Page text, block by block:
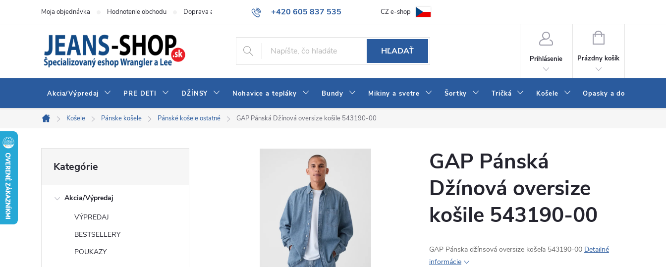
+420 605 837 535
info@jeans-shop.sk
Moja objednávka Hodnotenie obchodu Doprava a platba Všeobecné obchodné podmienky Ako vybrať džínsy Wrangler a LEE
CZ e-shop
HĽADAŤ
Prihlásenie
NÁKUPNÝ
Prázdny košík
Akcia/Výpredaj PRE DETI DŽÍNSY Nohavice a tepláky Bundy Mikiny a svetre Šortky Tričká Košele Opasky a doplnky
Domov
Košele Pánske košele Pánské košele ostatné GAP Pánská Džínová oversize košile 543190-00
kategórie
Kategórie
Akcia/Výpredaj
VÝPREDAJ
BESTSELLERY
POUKAZY
GAP Pánská
Džínová oversize
košile 543190-00
GAP Pánska džínsová oversize košeľa 543190-00 Detailné
informácie